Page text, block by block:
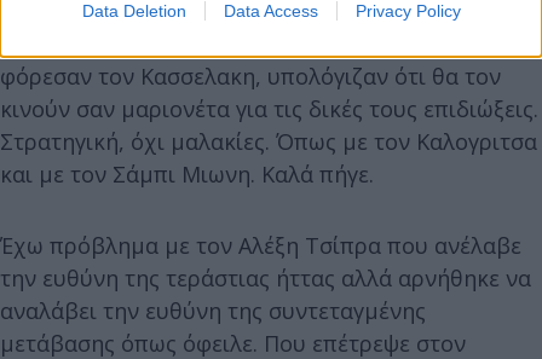
Data Deletion Data Access Privacy Policy
φόρεσαν τον Κασσελακη, υπολόγιζαν ότι θα τον
κινούν σαν μαριονέτα για τις δικές τους επιδιώξεις.
Στρατηγική, όχι μαλακίες. Όπως με τον Καλογριτσα
και με τον Σάμπι Μιωνη. Καλά πήγε.
Έχω πρόβλημα με τον Αλέξη Τσίπρα που ανέλαβε
την ευθύνη της τεράστιας ήττας αλλά αρνήθηκε να
αναλάβει την ευθύνη της συντεταγμένης
μετάβασης όπως όφειλε. Που επέτρεψε στον